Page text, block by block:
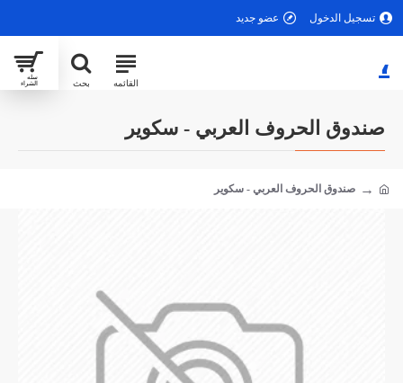
تسجيل الدخول عضو جديد
،
صندوق الحروف العربي - سكوير
صندوق الحروف العربي - سكوير